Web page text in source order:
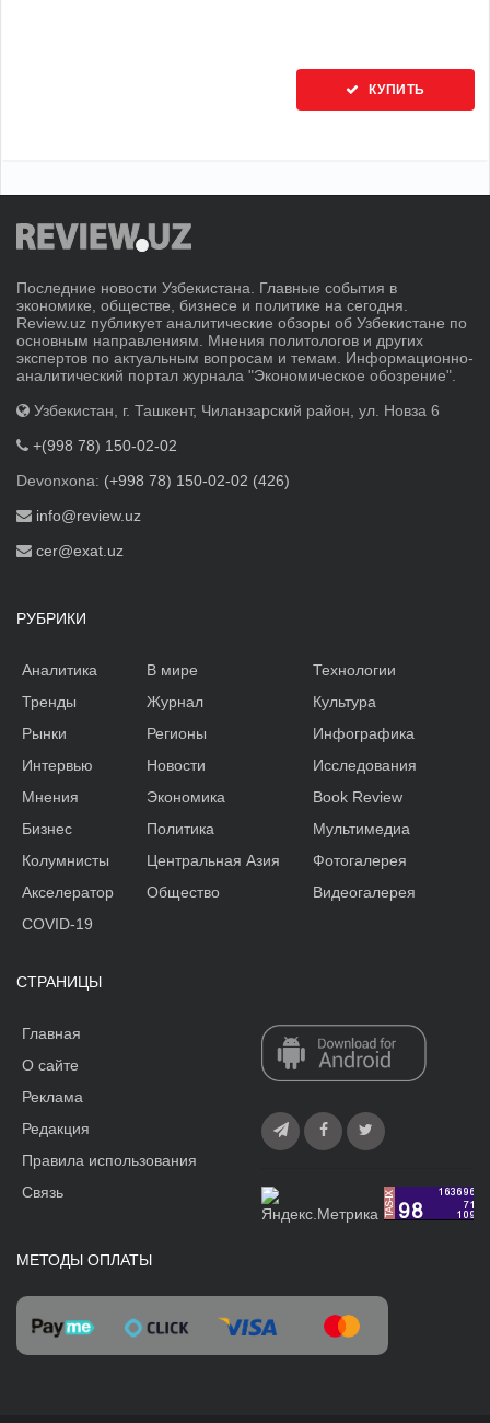
КУПИТЬ
Последние новости Узбекистана. Главные события в
экономике, обществе, бизнесе и политике на сегодня.
Review.uz публикует аналитические обзоры об Узбекистане по
основным направлениям. Мнения политологов и других
экспертов по актуальным вопросам и темам. Информационно-
аналитический портал журнала "Экономическое обозрение".
Узбекистан, г. Ташкент, Чиланзарский район, ул. Новза 6
+(998 78) 150-02-02
Devonxona: (+998 78) 150-02-02 (426)
info@review.uz
cer@exat.uz
РУБРИКИ
Аналитика
Тренды
Рынки
Интервью
Мнения
Бизнес
Колумнисты
Акселератор
В мире
Журнал
Регионы
Новости
Экономика
Политика
Центральная Азия
Общество
Технологии
Культура
Инфографика
Исследования
Book Review
Мультимедиа
Фотогалерея
Видеогалерея
COVID-19
СТРАНИЦЫ
Главная
О сайте
Реклама
Редакция
Правила использования
Связь
МЕТОДЫ ОПЛАТЫ